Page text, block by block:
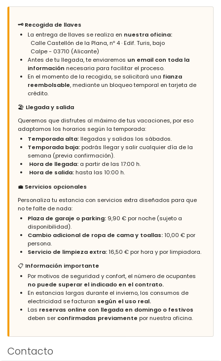
🗝️ Recogida de llaves
La entrega de llaves se realiza en nuestra oficina:
Calle Castellón de la Plana, nº 4 · Edif. Turis, bajo
Calpe - 03710 (Alicante)
Antes de tu llegada, te enviaremos un email con toda la
información necesaria para facilitar el proceso.
En el momento de la recogida, se solicitará una fianza
reembolsable, mediante un bloqueo temporal en tarjeta de
crédito.
🏖️ Llegada y salida
Queremos que disfrutes al máximo de tus vacaciones, por eso
adaptamos los horarios según la temporada:
Temporada alta:llegadas y salidas los sábados.
Temporada baja:podrás llegar y salir cualquier día de la
semana (previa confirmación).
Hora de llegada: a partir de las 17:00 h.
Hora de salida:hasta las 10:00 h.
💼 Servicios opcionales
Personaliza tu estancia con servicios extra diseñados para que
no te falte de nada:
Plaza de garaje o parking: 9,90 € por noche (sujeto a
disponibilidad).
Cambio adicional de ropa de cama y toallas:10,00 € por
persona.
Servicio de limpieza extra:16,50 € por hora y por limpiadora.
📋 Información importante
Por motivos de seguridad y confort, el número de ocupantes
no puede superar el indicado en el contrato.
En estancias largas durante el invierno, los consumos de
electricidad se facturan según el uso real.
Las reservas online con llegada en domingo o festivos
deben ser confirmadas previamente por nuestra oficina.
Contacto